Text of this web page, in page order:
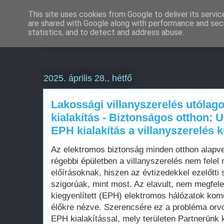
Weboldal készítés
2025. április 28., hétfő
Lakossági villanyszerelés
kialakítás - Biztonságos otthon:
EPH kialakítás a villanyszerelés
Az elektromos biztonság minden otthon
régebbi épületben a villanyszerelés nem felel
előírásoknak, hiszen az évtizedekkel ezelőtti
szigorúak, mint most. Az elavult, nem
kiegyenlített (EPH) elektromos hálózatok
élőkre nézve. Szerencsére ez a probléma
EPH kialakítással, mely területen Partnerünk
This site uses cookies from Google to deliver its
are shared with Google along with performance and
statistics, and to detect and address abuse.